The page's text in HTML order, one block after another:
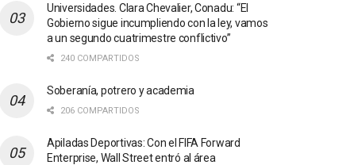
Universidades. Clara Chevalier, Conadu: “El
Gobierno sigue incumpliendo con la ley, vamos
a un segundo cuatrimestre conflictivo”
240 COMPARTIDOS
Soberanía, potrero y academia
206 COMPARTIDOS
Apiladas Deportivas: Con el FIFA Forward
Enterprise, Wall Street entró al área